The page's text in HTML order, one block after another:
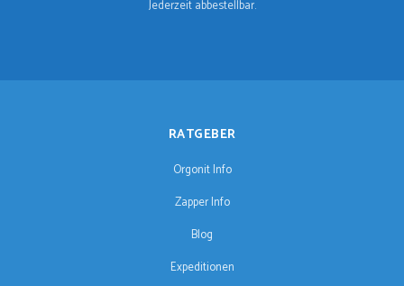
Jederzeit abbestellbar.
RATGEBER
Orgonit Info
Zapper Info
Blog
Expeditionen